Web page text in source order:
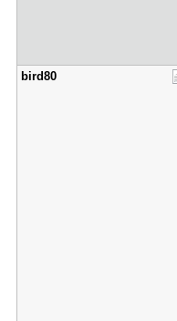
bird80